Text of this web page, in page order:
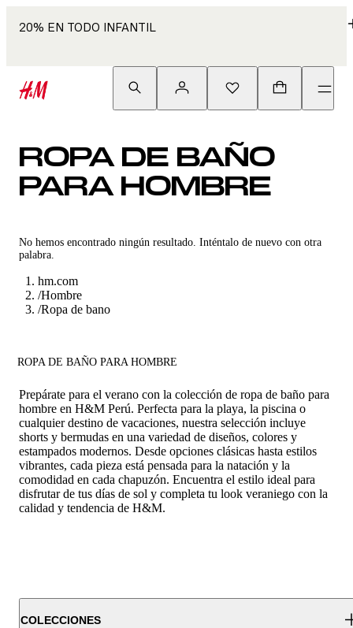
20% EN TODO INFANTIL
ROPA DE BAÑO
PARA HOMBRE
No hemos encontrado ningún resultado. Inténtalo de nuevo con otra
palabra.
hm.com
/Hombre
/Ropa de bano
ROPA DE BAÑO PARA HOMBRE
Prepárate para el verano con la colección de ropa de baño para
hombre en H&M Perú. Perfecta para la playa, la piscina o
cualquier destino de vacaciones, nuestra selección incluye
shorts y bermudas en una variedad de diseños, colores y
estampados modernos. Desde opciones clásicas hasta estilos
vibrantes, cada pieza está pensada para la natación y la
comodidad en cada chapuzón. Encuentra el estilo ideal para
disfrutar de tus días de sol y completa tu look veraniego con la
calidad y tendencia de H&M.
COLECCIONES